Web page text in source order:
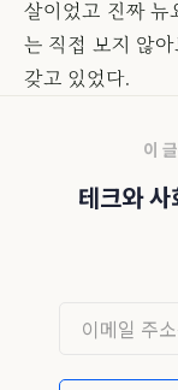
살이었고 진짜 뉴
는 직접 보지 않
갖고 있었다.
이
테크와